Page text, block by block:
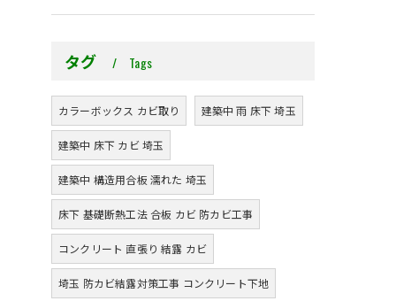
タグ Tags
カラーボックス カビ取り 建築中 雨 床下 埼玉
建築中 床下 カビ 埼玉
建築中 構造用合板 濡れた 埼玉
床下 基礎断熱工法 合板 カビ 防カビ工事
コンクリート 直張り 結露 カビ
埼玉 防カビ結露対策工事 コンクリート下地